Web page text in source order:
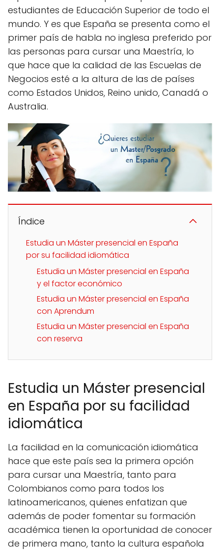
estudiantes de Educación Superior de todo el
mundo. Y es que España se presenta como el
primer país de habla no inglesa preferido por
las personas para cursar una Maestría, lo
que hace que la calidad de las Escuelas de
Negocios esté a la altura de las de países
como Estados Unidos, Reino unido, Canadá o
Australia.
Índice
Estudia un Máster presencial en España
por su facilidad idiomática
Estudia un Máster presencial en España
y el factor económico
Estudia un Máster presencial en España
con Aprendum
Estudia un Máster presencial en España
con reserva
Estudia un Máster presencial
en España por su facilidad
idiomática
La facilidad en la comunicación idiomática
hace que este país sea la primera opción
para cursar una Maestría, tanto para
Colombianos como para todos los
latinoamericanos, quienes enfatizan que
además de poder fomentar su formación
académica tienen la oportunidad de conocer
de primera mano, tanto la cultura española